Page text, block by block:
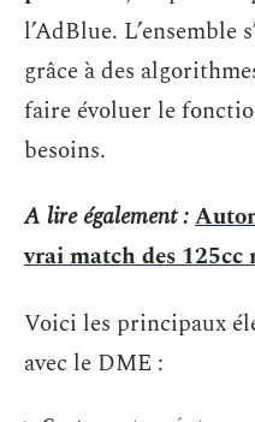
l’AdBlue. L’ensemble
grâce à des
faire évoluer le
besoins.
A lire également :
vrai match des 125cc
Voici les principaux
avec le DME :